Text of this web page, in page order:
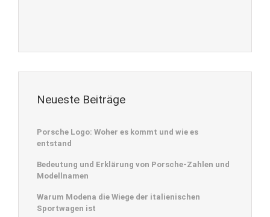
Neueste Beiträge
Porsche Logo: Woher es kommt und wie es
entstand
Bedeutung und Erklärung von Porsche-Zahlen und
Modellnamen
Warum Modena die Wiege der italienischen
Sportwagen ist